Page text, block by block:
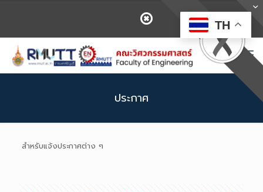
ประกาศ
สำหรับแจ้งประกาศต่าง ๆ
TH